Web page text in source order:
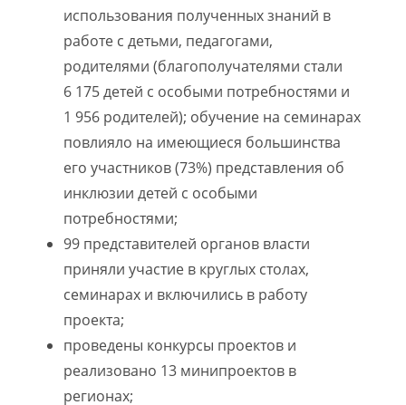
использования полученных знаний в
работе с детьми, педагогами,
родителями (благополучателями стали
6 175 детей с особыми потребностями и
1 956 родителей); обучение на семинарах
повлияло на имеющиеся большинства
его участников (73%) представления об
инклюзии детей с особыми
потребностями;
99 представителей органов власти
приняли участие в круглых столах,
семинарах и включились в работу
проекта;
проведены конкурсы проектов и
реализовано 13 минипроектов в
регионах;